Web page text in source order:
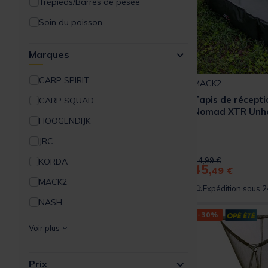
Offre à volume carpe
Média/Déco
Découverte Pêche à la Carpe
Soin du poisson
Marques
CARP SPIRIT
CARP SQUAD
HOOGENDIJK
JRC
KORDA
MACK2
NASH
PROLOGIC
REDFISH
Voir plus
Prix
MACK2
Tapis de
Nomad XTR
Price reduced from
64,99 €to
45,49 €
Expédition sous
-30%